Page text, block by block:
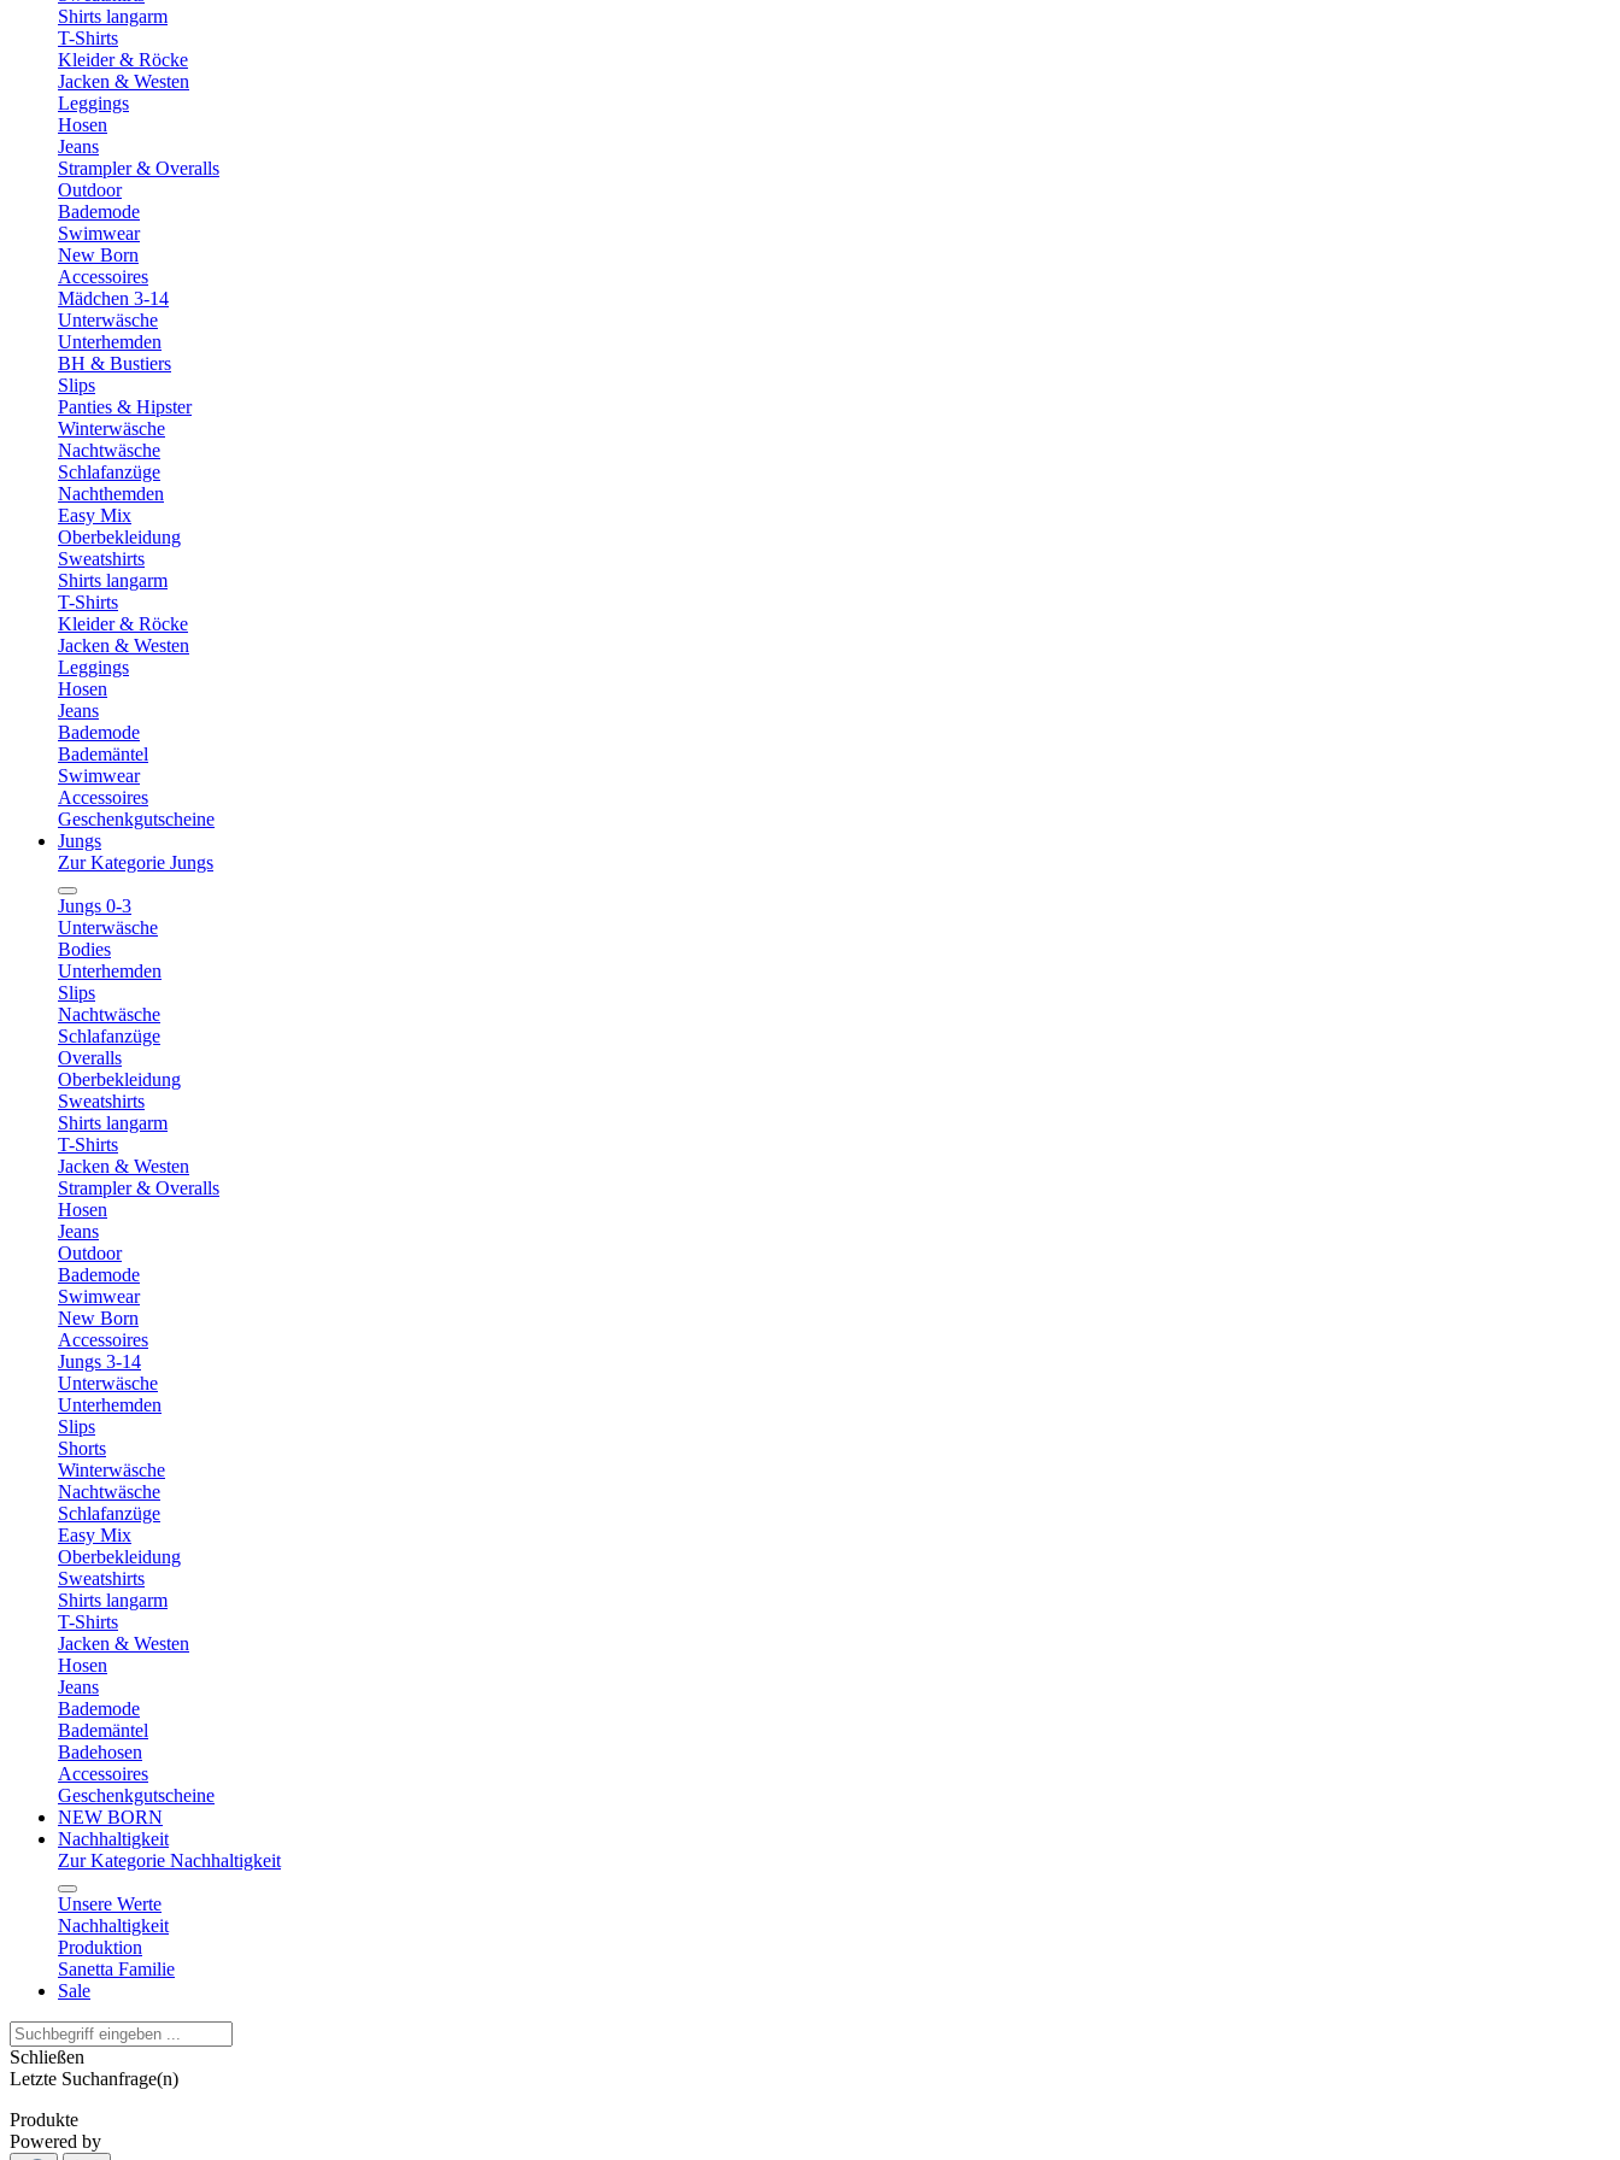
Shirts langarm
T-Shirts
Kleider & Röcke
Jacken & Westen
Leggings
Hosen
Jeans
Strampler & Overalls
Outdoor
Bademode
Swimwear
New Born
Accessoires
Mädchen 3-14
Unterwäsche
Unterhemden
BH & Bustiers
Slips
Panties & Hipster
Winterwäsche
Nachtwäsche
Schlafanzüge
Nachthemden
Easy Mix
Oberbekleidung
Sweatshirts
Shirts langarm
T-Shirts
Kleider & Röcke
Jacken & Westen
Leggings
Hosen
Jeans
Bademode
Bademäntel
Swimwear
Accessoires
Geschenkgutscheine
Jungs
Zur Kategorie Jungs
Jungs 0-3
Unterwäsche
Bodies
Unterhemden
Slips
Nachtwäsche
Schlafanzüge
Overalls
Oberbekleidung
Sweatshirts
Shirts langarm
T-Shirts
Jacken & Westen
Strampler & Overalls
Hosen
Jeans
Outdoor
Bademode
Swimwear
New Born
Accessoires
Jungs 3-14
Unterwäsche
Unterhemden
Slips
Shorts
Winterwäsche
Nachtwäsche
Schlafanzüge
Easy Mix
Oberbekleidung
Sweatshirts
Shirts langarm
T-Shirts
Jacken & Westen
Hosen
Jeans
Bademode
Bademäntel
Badehosen
Accessoires
Geschenkgutscheine
NEW BORN
Nachhaltigkeit
Zur Kategorie Nachhaltigkeit
Unsere Werte
Nachhaltigkeit
Produktion
Sanetta Familie
Sale
Schließen
Letzte Suchanfrage(n)
Produkte
Powered by